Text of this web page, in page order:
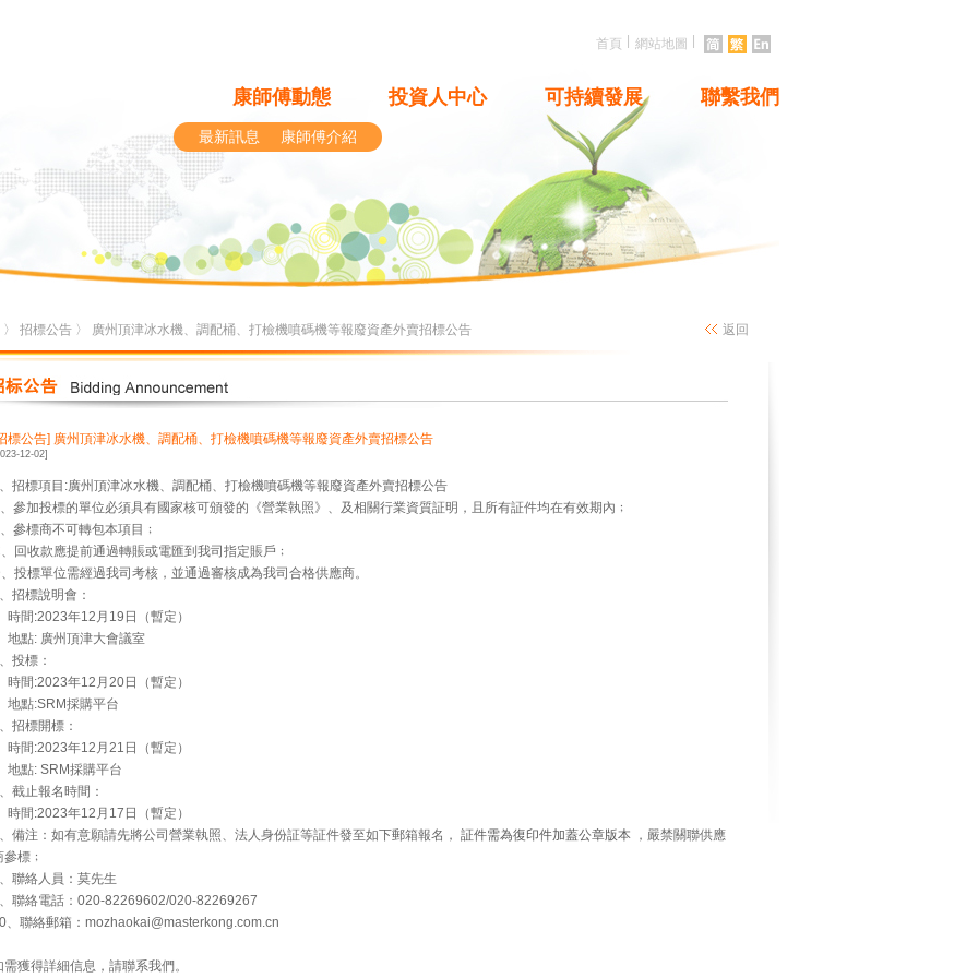
首頁 網站地圖
康師傅動態 投資人中心 可持續發展 聯繫我們
最新訊息 康師傅介紹
〉 招標公告 〉 廣州頂津冰水機、調配桶、打檢機噴碼機等報廢資產外賣招標公告 返回
標公告] 廣州頂津冰水機、調配桶、打檢機噴碼機等報廢資產外賣招標公告
12-02]
招標項目:廣州頂津冰水機、調配桶、打檢機噴碼機等報廢資產外賣招標公告
參加投標的單位必須具有國家核可頒發的《營業執照》、及相關行業資質証明，且所有証件均在有效期內﹔
參標商不可轉包本項目﹔
回收款應提前通過轉賬或電匯到我司指定賬戶﹔
投標單位需經過我司考核，並通過審核成為我司合格供應商。
招標說明會：
間:2023年12月19日（暫定）
點: 廣州頂津大會議室
投標：
間:2023年12月20日（暫定）
點:SRM採購平台
招標開標：
間:2023年12月21日（暫定）
點: SRM採購平台
截止報名時間：
間:2023年12月17日（暫定）
備注：如有意願請先將公司營業執照、法人身份証等証件發至如下郵箱報名， 証件需為復印件加蓋公章版本 ，嚴禁關聯供應
參標﹔
聯絡人員：莫先生
聯絡電話：020-82269602/020-82269267
、聯絡郵箱：mozhaokai@masterkong.com.cn
需獲得詳細信息，請聯系我們。